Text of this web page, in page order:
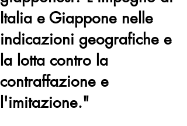
Italia e Giappone nelle
indicazioni geografiche e
la lotta contro la
contraffazione e
l'imitazione."